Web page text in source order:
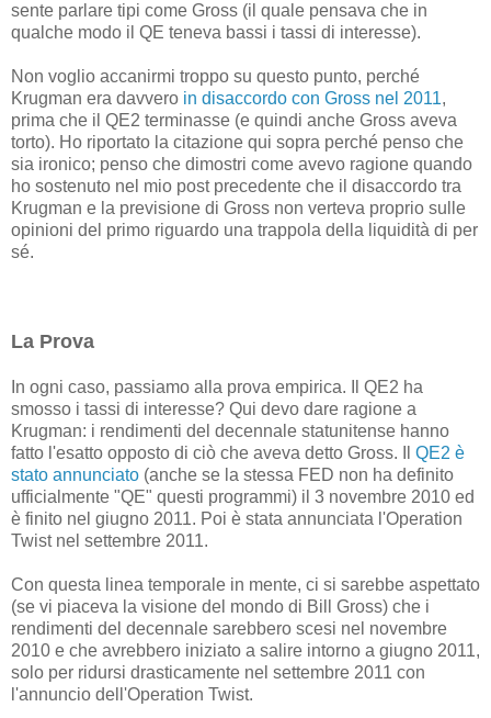
sente parlare tipi come Gross (il quale pensava che in
qualche modo il QE teneva bassi i tassi di interesse).
Non voglio accanirmi troppo su questo punto, perché
Krugman era davvero in disaccordo con Gross nel 2011,
prima che il QE2 terminasse (e quindi anche Gross aveva
torto). Ho riportato la citazione qui sopra perché penso che
sia ironico; penso che dimostri come avevo ragione quando
ho sostenuto nel mio post precedente che il disaccordo tra
Krugman e la previsione di Gross non verteva proprio sulle
opinioni del primo riguardo una trappola della liquidità di per
sé.
La Prova
In ogni caso, passiamo alla prova empirica. Il QE2 ha
smosso i tassi di interesse? Qui devo dare ragione a
Krugman: i rendimenti del decennale statunitense hanno
fatto l'esatto opposto di ciò che aveva detto Gross. Il QE2 è
stato annunciato (anche se la stessa FED non ha definito
ufficialmente "QE" questi programmi) il 3 novembre 2010 ed
è finito nel giugno 2011. Poi è stata annunciata l'Operation
Twist nel settembre 2011.
Con questa linea temporale in mente, ci si sarebbe aspettato
(se vi piaceva la visione del mondo di Bill Gross) che i
rendimenti del decennale sarebbero scesi nel novembre
2010 e che avrebbero iniziato a salire intorno a giugno 2011,
solo per ridursi drasticamente nel settembre 2011 con
l'annuncio dell'Operation Twist.